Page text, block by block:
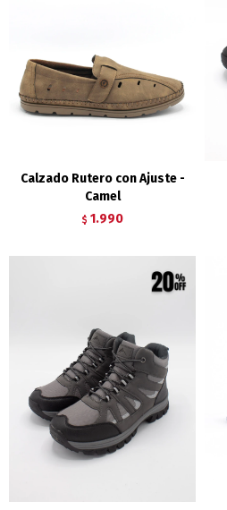
Calzado Rutero con Ajuste -
Camel
$ 1.990